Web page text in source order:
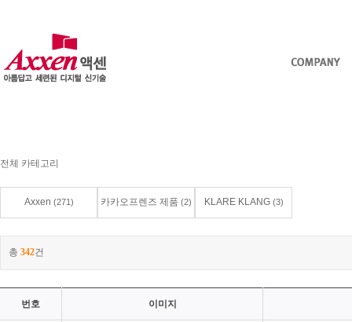
전체 카테고리
Axxen (271) 카카오프렌즈 제품 (2) KLARE KLANG (3)
총 342건
번호 이미지